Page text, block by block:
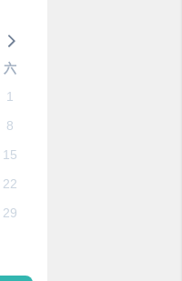
六
1
8
15
22
29